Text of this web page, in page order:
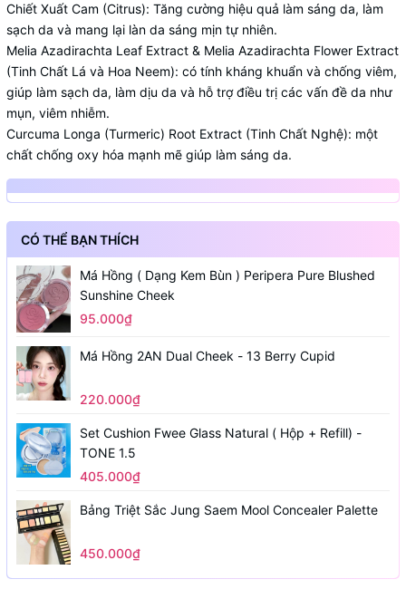
Chiết Xuất Cam (Citrus): Tăng cường hiệu quả làm sáng da, làm
sạch da và mang lại làn da sáng mịn tự nhiên.
Melia Azadirachta Leaf Extract & Melia Azadirachta Flower Extract
(Tinh Chất Lá và Hoa Neem): có tính kháng khuẩn và chống viêm,
giúp làm sạch da, làm dịu da và hỗ trợ điều trị các vấn đề da như
mụn, viêm nhiễm.
Curcuma Longa (Turmeric) Root Extract (Tinh Chất Nghệ): một
chất chống oxy hóa mạnh mẽ giúp làm sáng da.
CÓ THỂ BẠN THÍCH
Má Hồng ( Dạng Kem Bùn ) Peripera Pure Blushed
Sunshine Cheek
95.000₫
Má Hồng 2AN Dual Cheek - 13 Berry Cupid
220.000₫
Set Cushion Fwee Glass Natural ( Hộp + Refill) -
TONE 1.5
405.000₫
Bảng Triệt Sắc Jung Saem Mool Concealer Palette
450.000₫